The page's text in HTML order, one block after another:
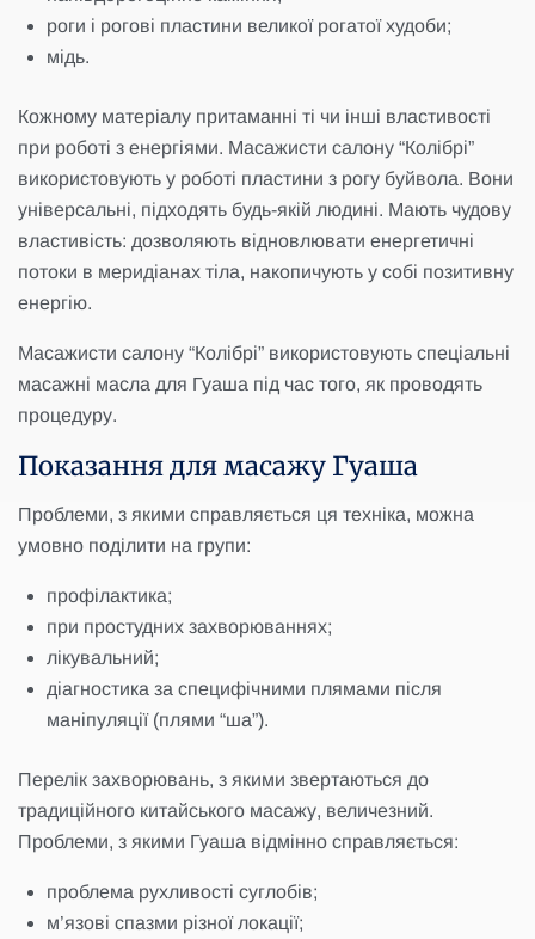
роги і рогові пластини великої рогатої худоби;
мідь.
Кожному матеріалу притаманні ті чи інші властивості
при роботі з енергіями. Масажисти салону “Колібрі”
використовують у роботі пластини з рогу буйвола. Вони
універсальні, підходять будь-якій людині. Мають чудову
властивість: дозволяють відновлювати енергетичні
потоки в меридіанах тіла, накопичують у собі позитивну
енергію.
Масажисти салону “Колібрі” використовують спеціальні
масажні масла для Гуаша під час того, як проводять
процедуру.
Показання для масажу Гуаша
Проблеми, з якими справляється ця техніка, можна
умовно поділити на групи:
профілактика;
при простудних захворюваннях;
лікувальний;
діагностика за специфічними плямами після
маніпуляції (плями “ша”).
Перелік захворювань, з якими звертаються до
традиційного китайського масажу, величезний.
Проблеми, з якими Гуаша відмінно справляється:
проблема рухливості суглобів;
м’язові спазми різної локації;